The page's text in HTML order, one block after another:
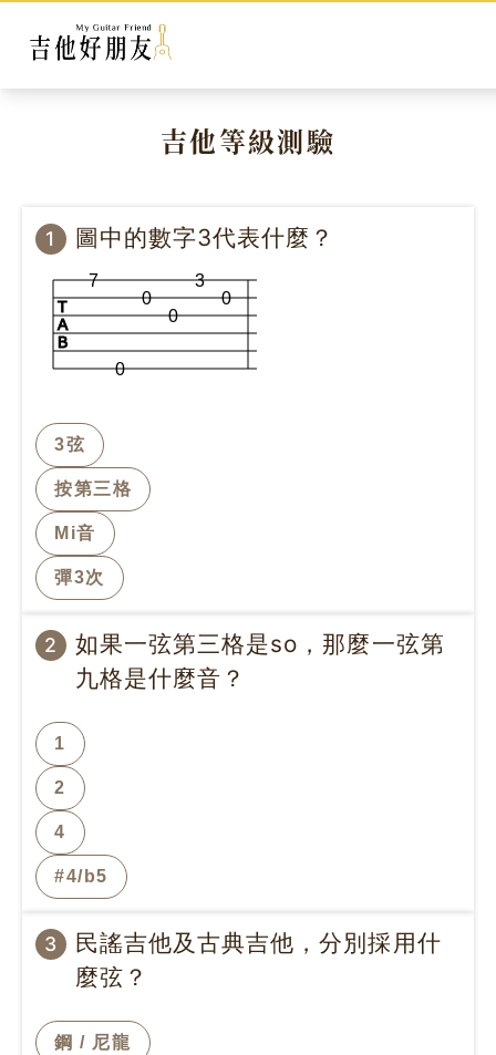
吉他等級測驗
1 圖中的數字3代表什麼？
T
A
B
7
0
0
0
3
0
3弦
按第三格
Mi音
彈3次
2
如果一弦第三格是so，那麼一弦第
九格是什麼音？
1
2
4
#4/b5
3
民謠吉他及古典吉他，分別採用什
麼弦？
鋼 / 尼龍